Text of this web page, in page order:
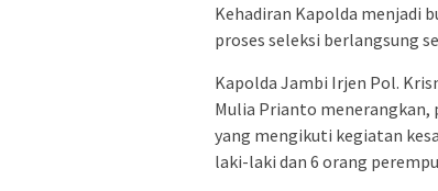
Kehadiran Kapolda menjadi
proses seleksi berlangsung
Kapolda Jambi Irjen Pol.
Mulia Prianto menerangkan,
yang mengikuti kegiatan
laki-laki dan 6 orang